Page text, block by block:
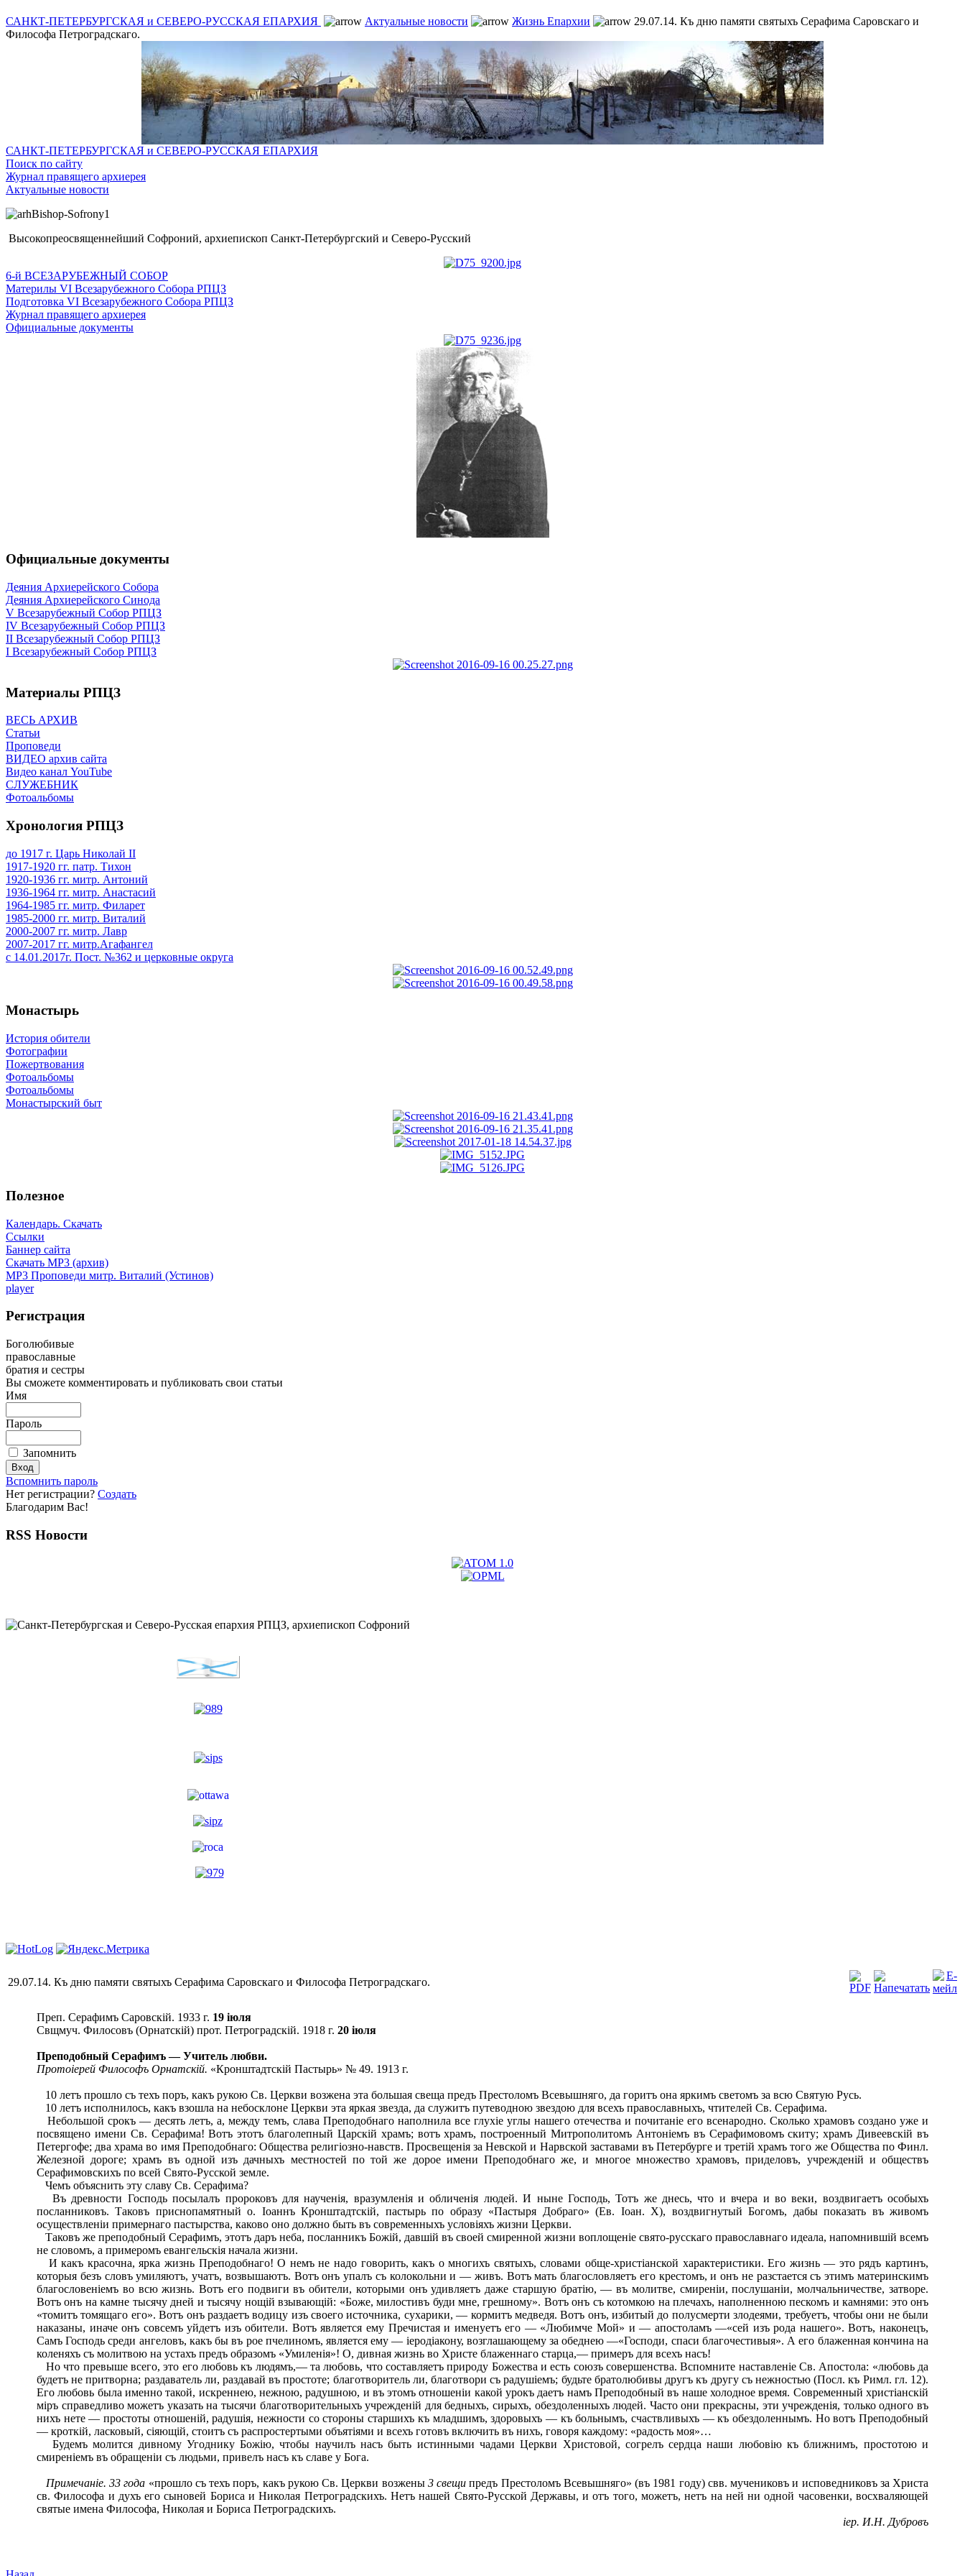
САНКТ-ПЕТЕРБУРГСКАЯ и СЕВЕРО-РУССКАЯ ЕПАРХИЯ Актуальные новости Жизнь Епархии
29.07.14. Къ дню памяти святыхъ Серафима Саровскаго и
Философа Петроградскаго.
САНКТ-ПЕТЕРБУРГСКАЯ и СЕВЕРО-РУССКАЯ ЕПАРХИЯ
Поиск по сайту
Журнал правящего архиерея
Актуальные новости
Высокопреосвященнейший Софроний, архиепископ Санкт-Петербургский и Северо-Русский
6-й ВСЕЗАРУБЕЖНЫЙ СОБОР
Материлы VI Всезарубежного Собора РПЦЗ
Подготовка VI Всезарубежного Собора РПЦЗ
Журнал правящего архиерея
Официальные документы
Официальные документы
Деяния Архиерейского Собора
Деяния Архиерейского Синода
V Всезарубежный Собор РПЦЗ
IV Всезарубежный Собор РПЦЗ
II Всезарубежный Собор РПЦЗ
I Всезарубежный Собор РПЦЗ
Материалы РПЦЗ
ВЕСЬ АРХИВ
Статьи
Проповеди
ВИДЕО архив сайта
Видео канал YouTube
СЛУЖЕБНИК
Фотоальбомы
Хронология РПЦЗ
до 1917 г. Царь Николай II
1917-1920 гг. патр. Тихон
1920-1936 гг. митр. Антоний
1936-1964 гг. митр. Анастасий
1964-1985 гг. митр. Филарет
1985-2000 гг. митр. Виталий
2000-2007 гг. митр. Лавр
2007-2017 гг. митр.Агафангел
с 14.01.2017г. Пост. №362 и церковные округа
Монастырь
История обители
Фотографии
Пожертвования
Фотоальбомы
Фотоальбомы
Монастырский быт
Полезное
Календарь. Скачать
Ссылки
Баннер сайта
Скачать MP3 (архив)
MP3 Проповеди митр. Виталий (Устинов)
player
Регистрация
Боголюбивые
православные
братия и сестры
Вы сможете комментировать и публиковать свои статьи
Имя
Пароль
Запомнить
Вспомнить пароль
Нет регистрации? Создать
Благодарим Вас!
RSS Новости
29.07.14. Къ дню памяти святыхъ Серафима Саровскаго и Философа Петроградскаго.
Преп. Серафимъ Саровскій. 1933 г. 19 іюля
Свщмуч. Филосовъ (Орнатскій) прот. Петроградскій. 1918 г. 20 іюля
Преподобный Серафимъ — Учитель любви.
Протоіерей Философъ Орнатскій. «Кронштадтскій Пастырь» № 49. 1913 г.
10 летъ прошло съ техъ поръ, какъ рукою Св. Церкви возжена эта большая свеща предъ Престоломъ Всевышняго, да горитъ она яркимъ светомъ за всю Святую Русь.
10 летъ исполнилось, какъ взошла на небосклоне Церкви эта яркая звезда, да служитъ путеводною звездою для всехъ православныхъ, чтителей Св. Серафима.
Небольшой срокъ — десять летъ, а, между темъ, слава Преподобнаго наполнила все глухіе углы нашего отечества и почитаніе его всенародно. Сколько храмовъ создано уже и
посвящено имени Св. Серафима! Вотъ этотъ благолепный Царскій храмъ; вотъ храмъ, построенный Митрополитомъ Антоніемъ въ Серафимовомъ скиту; храмъ Дивеевскій въ
Петергофе; два храма во имя Преподобнаго: Общества религіозно-навств. Просвещенія за Невской и Нарвской заставами въ Петербурге и третій храмъ того же Общества по Финл.
Железной дороге; храмъ въ одной изъ дачныхъ местностей по той же дорое имени Преподобнаго же, и многое множество храмовъ, приделовъ, учрежденій и обществъ
Серафимовскихъ по всей Свято-Русской земле.
Чемъ объяснить эту славу Св. Серафима?
Въ древности Господь посылалъ пророковъ для наученія, вразумленія и обличенія людей. И ныне Господь, Тотъ же днесь, что и вчера и во веки, воздвигаетъ особыхъ
посланниковъ. Таковъ приснопамятный о. Іоаннъ Кронштадтскій, пастырь по образу «Пастыря Добраго» (Ев. Іоан. Х), воздвигнутый Богомъ, дабы показать въ живомъ
осуществленіи примернаго пастырства, каково оно должно быть въ современныхъ условіяхъ жизни Церкви.
Таковъ же преподобный Серафимъ, этотъ даръ неба, посланникъ Божій, давшій въ своей смиренной жизни воплощеніе свято-русскаго православнаго идеала, напомнившій всемъ
не словомъ, а примеромъ евангельскія начала жизни.
И какъ красочна, ярка жизнь Преподобнаго! О немъ не надо говорить, какъ о многихъ святыхъ, словами обще-христіанской характеристики. Его жизнь — это рядъ картинъ,
которыя безъ словъ умиляютъ, учатъ, возвышаютъ. Вотъ онъ упалъ съ колокольни и — живъ. Вотъ мать благословляетъ его крестомъ, и онъ не разстается съ этимъ материнскимъ
благословеніемъ во всю жизнь. Вотъ его подвиги въ обители, которыми онъ удивляетъ даже старшую братію, — въ молитве, смиреніи, послушаніи, молчальничестве, затворе.
Вотъ онъ на камне тысячу дней и тысячу нощій взывающій: «Боже, милостивъ буди мне, грешному». Вотъ онъ съ котомкою на плечахъ, наполненною пескомъ и камнями: это онъ
«томитъ томящаго его». Вотъ онъ раздаетъ водицу изъ своего источника, сухарики, — кормитъ медведя. Вотъ онъ, избитый до полусмерти злодеями, требуетъ, чтобы они не были
наказаны, иначе онъ совсемъ уйдетъ изъ обители. Вотъ является ему Пречистая и именуетъ его — «Любимче Мой» и — апостоламъ —«сей изъ рода нашего». Вотъ, наконецъ,
Самъ Господь среди ангеловъ, какъ бы въ рое пчелиномъ, является ему — іеродіакону, возглашающему за обеднею —«Господи, спаси благочестивыя». А его блаженная кончина на
коленяхъ съ молитвою на устахъ предъ образомъ «Умиленія»! О, дивная жизнь во Христе блаженнаго старца,— примеръ для всехъ насъ!
Но что превыше всего, это его любовь къ людямъ,— та любовь, что составляетъ природу Божества и есть союзъ совершенства. Вспомните наставленіе Св. Апостола: «любовь да
будетъ не притворна; раздаватель ли, раздавай въ простоте; благотворитель ли, благотвори съ радушіемъ; будьте братолюбивы другъ къ другу съ нежностью (Посл. къ Римл. гл. 12).
Его любовь была именно такой, искреннею, нежною, радушною, и въ этомъ отношеніи какой урокъ даетъ намъ Преподобный въ наше холодное время. Современный христіанскій
міръ справедливо можетъ указать на тысячи благотворительныхъ учрежденій для бедныхъ, сирыхъ, обездоленныхъ людей. Часто они прекрасны, эти учрежденія, только одного въ
нихъ нете — простоты отношеній, радушія, нежности со стороны старшихъ къ младшимъ, здоровыхъ — къ больнымъ, счаствливыхъ — къ обездоленнымъ. Но вотъ Преподобный
— кроткій, ласковый, сіяющій, стоитъ съ распростертыми объятіями и всехъ готовъ включить въ нихъ, говоря каждому: «радость моя»…
Будемъ молится дивному Угоднику Божію, чтобы научилъ насъ быть истинными чадами Церкви Христовой, согрелъ сердца наши любовію къ ближнимъ, простотою и
смиреніемъ въ обращеніи съ людьми, привелъ насъ къ славе у Бога.
Примечаніе. 33 года «прошло съ техъ поръ, какъ рукою Св. Церкви возжены 3 свещипредъ Престоломъ Всевышняго» (въ 1981 году) свв. мучениковъ и исповедниковъ за Христа
св. Философа и духъ его сыновей Бориса и Николая Петроградскихъ. Нетъ нашей Свято-Русской Державы, и отъ того, можетъ, нетъ на ней ни одной часовенки, восхваляющей
святые имена Философа, Николая и Бориса Петроградскихъ.
іер. И.Н. Дубровъ